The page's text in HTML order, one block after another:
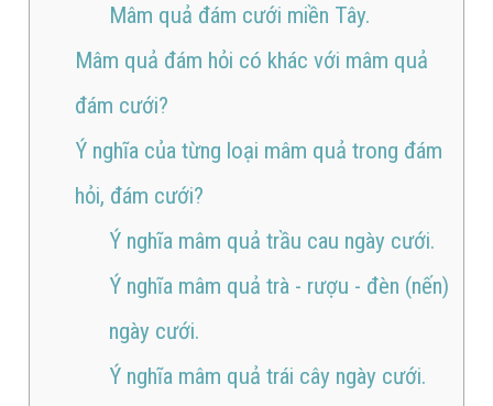
Mâm quả đám cưới miền Tây.
Mâm quả đám hỏi có khác với mâm quả
đám cưới?
Ý nghĩa của từng loại mâm quả trong đám
hỏi, đám cưới?
Ý nghĩa mâm quả trầu cau ngày cưới.
Ý nghĩa mâm quả trà - rượu - đèn (nến)
ngày cưới.
Ý nghĩa mâm quả trái cây ngày cưới.